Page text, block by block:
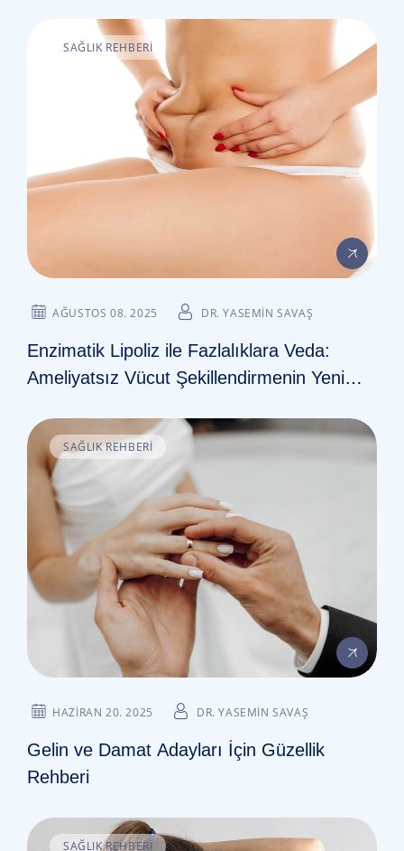
SAĞLIK REHBERI
AĞUSTOS 08. 2025 DR. YASEMIN SAVAŞ
Enzimatik Lipoliz ile Fazlalıklara Veda:
Ameliyatsız Vücut Şekillendirmenin Yeni
SAĞLIK REHBERI
HAZIRAN 20. 2025 DR. YASEMIN SAVAŞ
Gelin ve Damat Adayları İçin Güzellik
Rehberi
SAĞLIK REHBERI